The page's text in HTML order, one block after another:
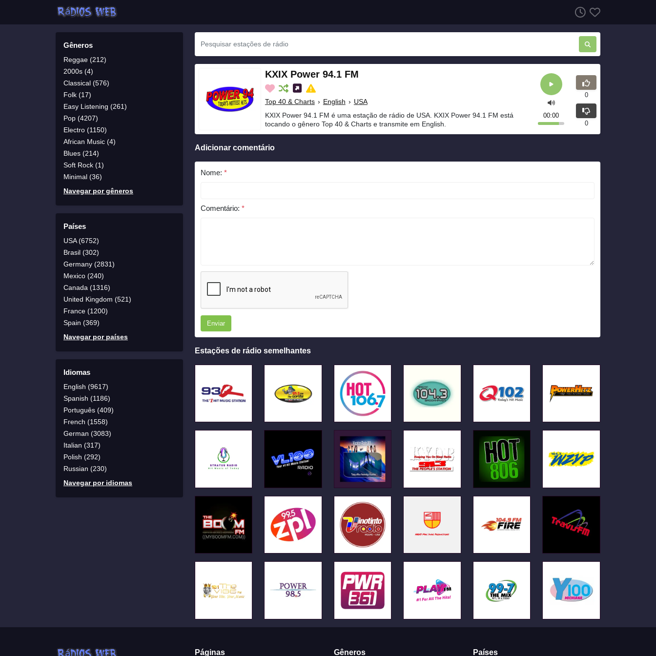
Gêneros
Reggae (212)
2000s (4)
Classical (576)
Folk (17)
Easy Listening (261)
Pop (4207)
Electro (1150)
African Music (4)
Blues (214)
Soft Rock (1)
Minimal (36)
Navegar por gêneros
Países
USA (6752)
Brasil (302)
Germany (2831)
Mexico (240)
Canada (1316)
United Kingdom (521)
France (1200)
Spain (369)
Navegar por países
Idiomas
English (9617)
Spanish (1186)
Português (409)
French (1558)
German (3083)
Italian (317)
Polish (292)
Russian (230)
Navegar por idiomas
KXIX Power 94.1 FM
Top 40 & Charts › English › USA
KXIX Power 94.1 FM é uma estação de rádio de USA. KXIX Power 94.1 FM está
tocando o gênero Top 40 & Charts e transmite em English.
00:00
0
0
Adicionar comentário
Nome: *
Comentário: *
Enviar
Estações de rádio semelhantes
Páginas Gêneros Países